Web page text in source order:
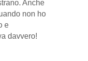
Anche
non ho
e
davvero!